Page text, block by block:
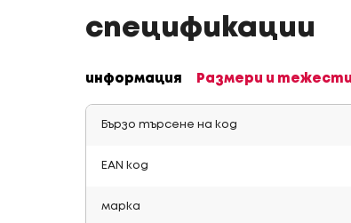
спецификации
информация Размери и тежести
Бързо търсене на код
EAN код
марка